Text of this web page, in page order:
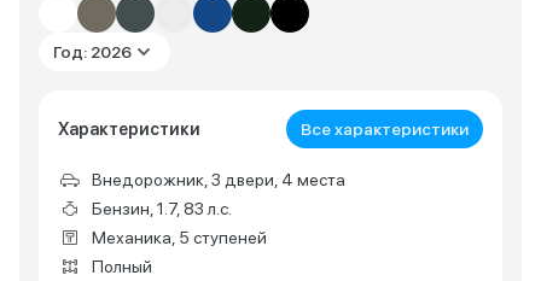
Год: 2026
Характеристики Все характеристики
Внедорожник, 3 двери, 4 места
Бензин, 1.7, 83 л.с.
Механика, 5 ступеней
Полный